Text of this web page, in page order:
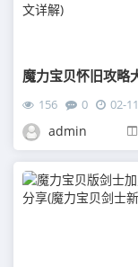
156 0 02-11
admin